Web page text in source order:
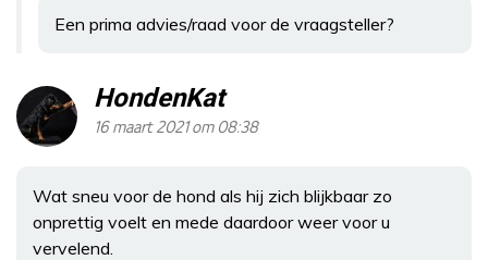
Een prima advies/raad voor de vraagsteller?
HondenKat
16 maart 2021 om 08:38
Wat sneu voor de hond als hij zich blijkbaar zo
onprettig voelt en mede daardoor weer voor u
vervelend.